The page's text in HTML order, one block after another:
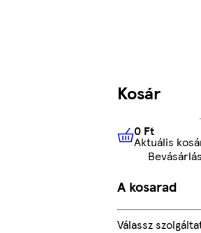
Kosár
0 Ft
0 Ft
Aktuális
A kosarad
Válassz